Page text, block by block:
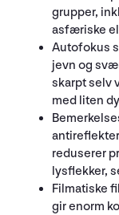
grupper,
asfæriske
Autofokus
jevn og
skarpt selv
med liten
reduserer
lysflekker,
Filmatiske
gir enorm